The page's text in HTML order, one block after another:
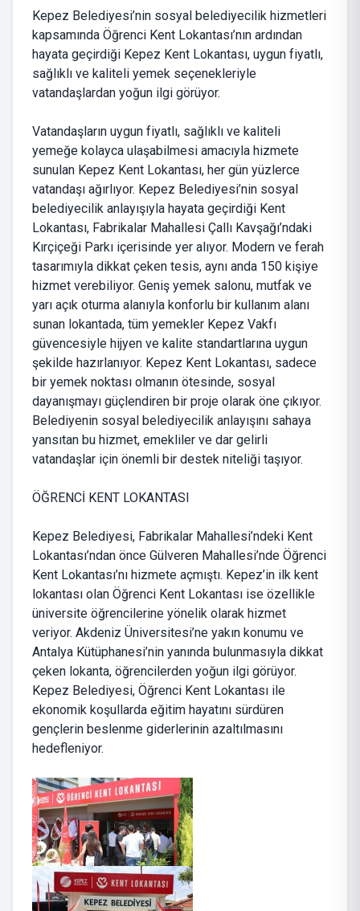
Kepez Belediyesi’nin sosyal belediyecilik hizmetleri
kapsamında Öğrenci Kent Lokantası’nın ardından
hayata geçirdiği Kepez Kent Lokantası, uygun fiyatlı,
sağlıklı ve kaliteli yemek seçenekleriyle
vatandaşlardan yoğun ilgi görüyor.
Vatandaşların uygun fiyatlı, sağlıklı ve kaliteli
yemeğe kolayca ulaşabilmesi amacıyla hizmete
sunulan Kepez Kent Lokantası, her gün yüzlerce
vatandaşı ağırlıyor. Kepez Belediyesi’nin sosyal
belediyecilik anlayışıyla hayata geçirdiği Kent
Lokantası, Fabrikalar Mahallesi Çallı Kavşağı’ndaki
Kırçiçeği Parkı içerisinde yer alıyor. Modern ve ferah
tasarımıyla dikkat çeken tesis, aynı anda 150 kişiye
hizmet verebiliyor. Geniş yemek salonu, mutfak ve
yarı açık oturma alanıyla konforlu bir kullanım alanı
sunan lokantada, tüm yemekler Kepez Vakfı
güvencesiyle hijyen ve kalite standartlarına uygun
şekilde hazırlanıyor. Kepez Kent Lokantası, sadece
bir yemek noktası olmanın ötesinde, sosyal
dayanışmayı güçlendiren bir proje olarak öne çıkıyor.
Belediyenin sosyal belediyecilik anlayışını sahaya
yansıtan bu hizmet, emekliler ve dar gelirli
vatandaşlar için önemli bir destek niteliği taşıyor.
ÖĞRENCİ KENT LOKANTASI
Kepez Belediyesi, Fabrikalar Mahallesi’ndeki Kent
Lokantası’ndan önce Gülveren Mahallesi’nde Öğrenci
Kent Lokantası’nı hizmete açmıştı. Kepez’in ilk kent
lokantası olan Öğrenci Kent Lokantası ise özellikle
üniversite öğrencilerine yönelik olarak hizmet
veriyor. Akdeniz Üniversitesi’ne yakın konumu ve
Antalya Kütüphanesi’nin yanında bulunmasıyla dikkat
çeken lokanta, öğrencilerden yoğun ilgi görüyor.
Kepez Belediyesi, Öğrenci Kent Lokantası ile
ekonomik koşullarda eğitim hayatını sürdüren
gençlerin beslenme giderlerinin azaltılmasını
hedefleniyor.